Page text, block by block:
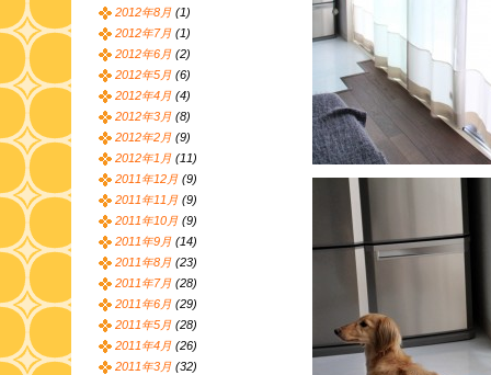
2012年8月 (1)
2012年7月 (1)
2012年6月 (2)
2012年5月 (6)
2012年4月 (4)
2012年3月 (8)
2012年2月 (9)
2012年1月 (11)
2011年12月 (9)
2011年11月 (9)
2011年10月 (9)
2011年9月 (14)
2011年8月 (23)
2011年7月 (28)
2011年6月 (29)
2011年5月 (28)
2011年4月 (26)
2011年3月 (32)